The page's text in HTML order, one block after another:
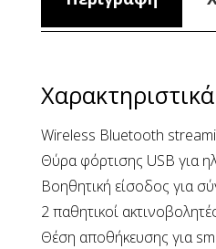
Χαρακτηριστικά
Wireless Bluetooth
Θύρα φόρτισης USB για
Βοηθητική είσοδος για
2 παθητικοί
Θέση αποθήκευσης για